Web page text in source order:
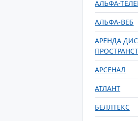
АЛЬФА-
АЛЬФА-ВЕБ
АРЕНДА
АРСЕНАЛ
АТЛАНТ
БЕЛЛТЕКС